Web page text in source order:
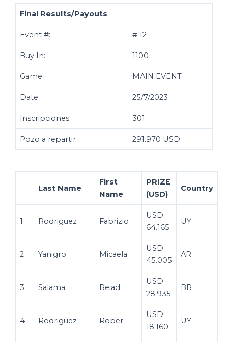
Final Results/Payouts
Event #: # 12
Buy In: 1100
Game: MAIN EVENT
Date: 25/7/2023
Inscripciones 301
Pozo a repartir 291.970 USD
Last Name
First
Name
PRIZE
(USD)
Country
1 Rodriguez Fabrizio
USD
64.165
UY
2 Yanigro Micaela
USD
45.005
AR
3 Salama Reiad
USD
28.935
BR
4 Rodriguez Rober
USD
18.160
UY